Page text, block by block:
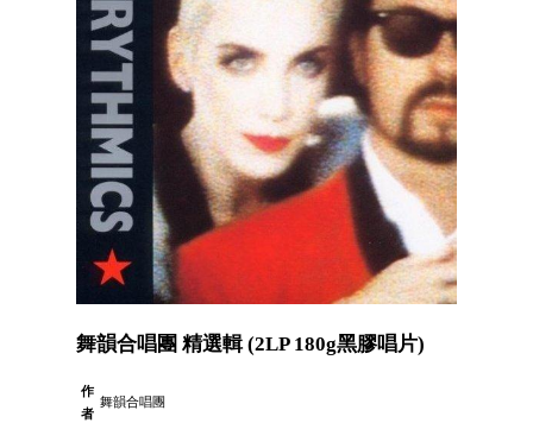
舞韻合唱團 精選輯 (2LP 180g黑膠唱片)
作
者
舞韻合唱團